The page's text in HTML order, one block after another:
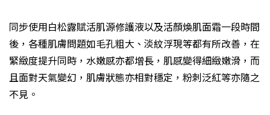
同步使用白松露賦活肌源修護液以及活顏煥肌面霜一段時間
後，各種肌膚問題如毛孔粗大、淡紋浮現等都有所改善，在
緊緻度提升同時，水嫩感亦都增長，肌感變得細緻嫩滑，而
且面對天氣變幻，肌膚狀態亦相對穩定，粉刺泛紅等亦隨之
不見。